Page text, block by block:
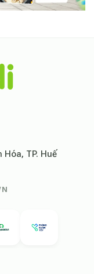
Hóa, TP. Huế